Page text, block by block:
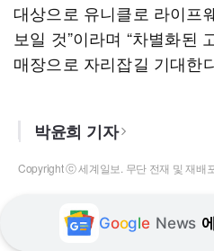
대상으로 유니클로 라이프
보일 것”이라며 “차별화된
매장으로 자리잡길 기대한
박윤희 기자
Copyright ⓒ 세계일보. 무단 전재 및 재배
Google News